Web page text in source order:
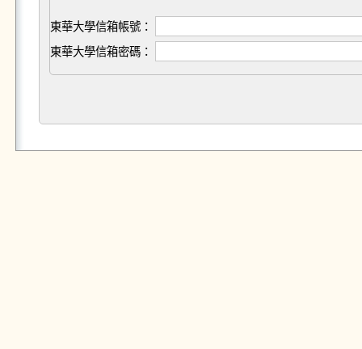
東華大學信箱帳號：
東華大學信箱密碼：